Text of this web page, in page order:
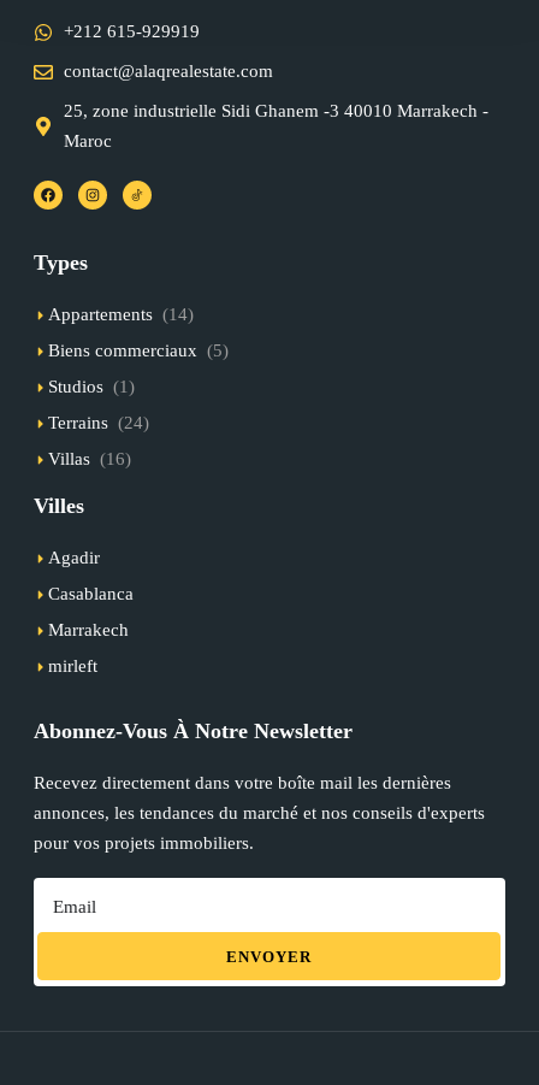
+212 615-929919
contact@alaqrealestate.com
25, zone industrielle Sidi Ghanem -3 40010 Marrakech -
Maroc
Types
Appartements (14)
Biens commerciaux (5)
Studios (1)
Terrains (24)
Villas (16)
Villes
Agadir
Casablanca
Marrakech
mirleft
Abonnez-Vous À Notre Newsletter
Recevez directement dans votre boîte mail les dernières
annonces, les tendances du marché et nos conseils d'experts
pour vos projets immobiliers.
ENVOYER